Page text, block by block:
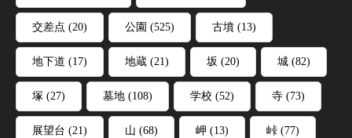
交差点 (20) 公園 (525) 古墳 (13)
地下道 (17) 地蔵 (21) 坂 (20) 城 (82)
塚 (27) 墓地 (108) 学校 (52) 寺 (73)
展望台 (21) 山 (68) 岬 (13) 峠 (77)